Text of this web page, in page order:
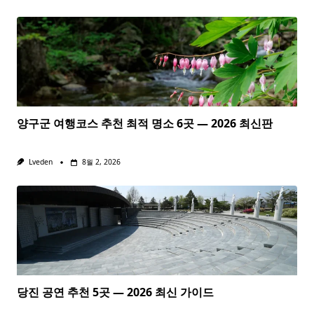
양구군 여행코스 추천 최적 명소 6곳 — 2026 최신판
Lveden 8월 2, 2026
당진 공연 추천 5곳 — 2026 최신 가이드